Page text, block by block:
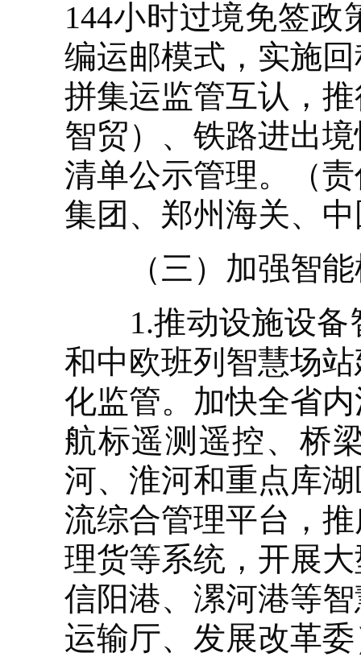
144小时过境免签
编运邮模式，实施
拼集运监管互认，
智贸）、铁路进出
清单公示管理。（
集团、郑州海关、
（三）加强智能
1.推动设施设备
和中欧班列智慧场
化监管。加快全省
航标遥测遥控、桥
河、淮河和重点库
流综合管理平台，
理货等系统，开展
信阳港、漯河港等
运输厅、发展改革